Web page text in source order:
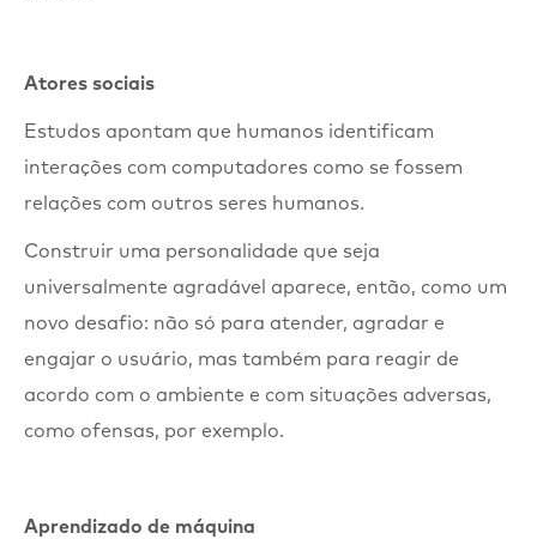
Atores sociais
Estudos apontam que humanos identificam
interações com computadores como se fossem
relações com outros seres humanos.
Construir uma personalidade que seja
universalmente agradável aparece, então, como um
novo desafio: não só para atender, agradar e
engajar o usuário, mas também para reagir de
acordo com o ambiente e com situações adversas,
como ofensas, por exemplo.
Aprendizado de máquina